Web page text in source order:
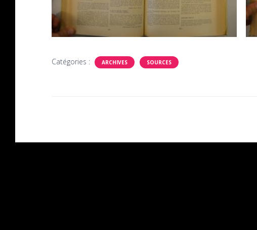
Catégories : ARCHIVES SOURCES